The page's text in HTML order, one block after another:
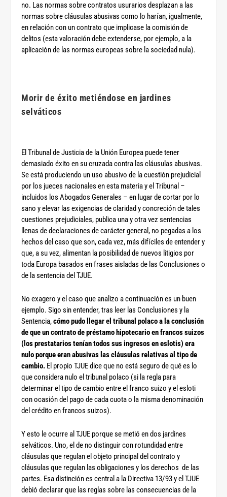
no. Las normas sobre contratos usurarios desplazan a las
normas sobre cláusulas abusivas como lo harían, igualmente,
en relación con un contrato que implicase la comisión de
delitos (esta valoración debe extenderse, por ejemplo, a la
aplicación de las normas europeas sobre la sociedad nula).
Morir de éxito metiéndose en jardines
selváticos
El Tribunal de Justicia de la Unión Europea puede tener
demasiado éxito en su cruzada contra las cláusulas abusivas.
Se está produciendo un uso abusivo de la cuestión prejudicial
por los jueces nacionales en esta materia y el Tribunal –
incluidos los Abogados Generales – en lugar de cortar por lo
sano y elevar las exigencias de claridad y concreción de tales
cuestiones prejudiciales, publica una y otra vez sentencias
llenas de declaraciones de carácter general, no pegadas a los
hechos del caso que son, cada vez, más difíciles de entender y
que, a su vez, alimentan la posibilidad de nuevos litigios por
toda Europa basados en frases aisladas de las Conclusiones o
de la sentencia del TJUE.
No exagero y el caso que analizo a continuación es un buen
ejemplo. Sigo sin entender, tras leer las Conclusiones y la
Sentencia,cómo pudo llegar el tribunal polaco a la conclusión
de que un contrato de préstamo hipotecario en francos suizos
(los prestatarios tenían todos sus ingresos en eslotis) era
nulo porque eran abusivas las cláusulas relativas al tipo de
cambio. El propio TJUE dice que no está seguro de qué es lo
que considera nulo el tribunal polaco (si la regla para
determinar el tipo de cambio entre el franco suizo y el esloti
con ocasión del pago de cada cuota o la misma denominación
del crédito en francos suizos).
Y esto le ocurre al TJUE porque se metió en dos jardines
selváticos. Uno, el de no distinguir con rotundidad entre
cláusulas que regulan el objeto principal del contrato y
cláusulas que regulan las obligaciones y los derechos de las
partes. Esa distinción es central a la Directiva 13/93 y el TJUE
debió declarar que las reglas sobre las consecuencias de la